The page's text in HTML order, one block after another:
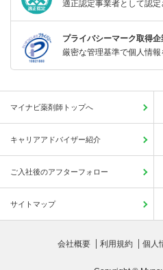
適正認定事業者として認定
プライバシーマーク取得企
厳密な管理基準で個人情報
マイナビ薬剤師トップへ
キャリアアドバイザー紹介
ご入社後のアフターフォロー
サイトマップ
会社概要 利用規約 個人